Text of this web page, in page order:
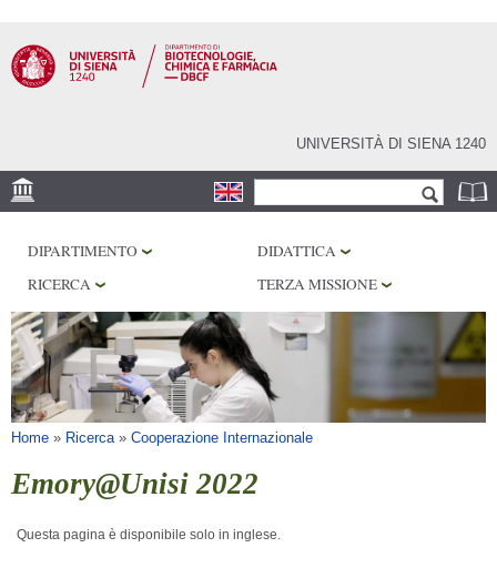
contenuto
principale
UNIVERSITÀ DI SIENA 1240
Form di ricerca
CENTRI DI RICERCA
LABORATORI
BIBLIOTECHE
SERVIZI
DIPARTIMENTO
DIDATTICA
RICERCA
TERZA MISSIONE
Tu sei qui
Home » Ricerca» Cooperazione Internazionale
Emory@Unisi 2022
Questa pagina è disponibile solo in inglese.